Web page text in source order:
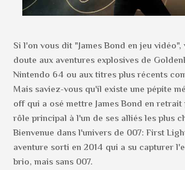
Si l'on vous dit "James Bond en jeu vidéo",
doute aux aventures explosives de
Nintendo 64 ou aux titres plus récents
Mais saviez-vous qu'il existe une pépite
off qui a osé mettre James Bond en
rôle principal à l'un de ses alliés les plus
Bienvenue dans l'univers de 007: First
aventure sorti en 2014 qui a su capturer
brio, mais sans 007.